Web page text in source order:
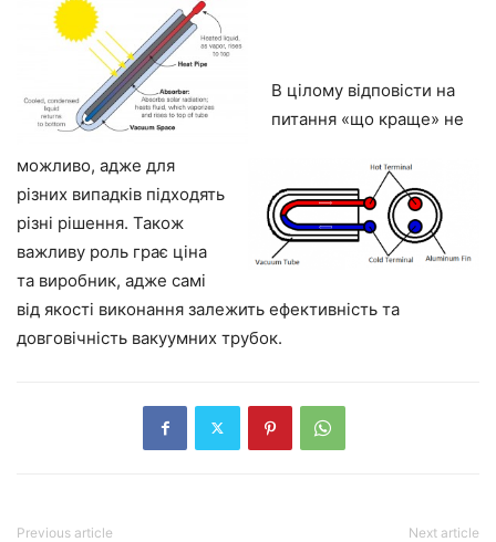
В цілому відповісти на
питання «що краще» не
можливо, адже для
різних випадків підходять
різні рішення. Також
важливу роль грає ціна
та виробник, адже самі
від якості виконання залежить ефективність та
довговічність вакуумних трубок.
Previous article Next article